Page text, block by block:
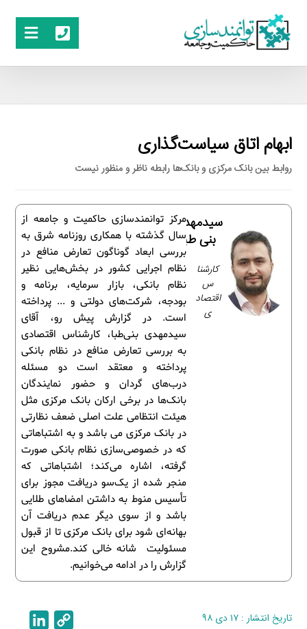
ابهام اتاق سیاست‌گذاری
روابط بین بانک مرکزی و بانک‌ها رابطه ناظر و منظور نیست
مرکز توانمندسازی حاکمیت و جامعه از
سال گذشته با همکاری روزنامه شرق به
بررسی ابعاد گوناگون تعارض منافع در
نظام اجرایی کشور در بخش‌هایی نظیر
نظام بانکی، بازار سرمایه، برنامه و
بودجه، شرکت‌های دولتی و ... پرداخته
است. در گزارش پیش رو، آقای
سیدمهدی بنی‌طبا، کارشناس اقتصادی
به بررسی تعارض منافع در نظام بانکی
پرداخته و معتقد است دو مسئله
درب‌های گردان و حضور نمایندگان
بانک‌ها در برخی ارکان بانک مرکزی مثل
هیئت انتظامی علت اصلی ضعف نظارتی
در بانک مرکزی می باشد و به اشتباهاتی
که در خصوصی‌سازی نظام بانکی صورت
گرفته، اشاره می‌کند؛ اشتباهاتی که
منجر شده از یک‌سو دریافت مجوز برای
تأسیس منوط به داشتن امضاهای طلایی
باشد و از سوی دیگر عدم دریافت آن
بهانه‌ای شود برای بانک مرکزی تا از قبول
مسئولیت شانه خالی کند.مشروح این
گزارش را در ادامه می‌خوانیم.
سیدمهدی
بنی طبا
کارشنا
س
اقتصاد
ی
تاریخ انتشار : ۱۷ دی ۹۸